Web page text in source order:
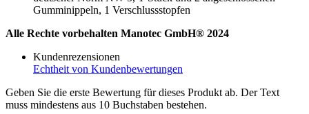
Gumminippeln, 1 Verschlussstopfen
Alle Rechte vorbehalten Manotec GmbH® 2024
Kundenrezensionen
Echtheit von Kundenbewertungen
Geben Sie die erste Bewertung für dieses Produkt ab. Der Text
muss mindestens aus 10 Buchstaben bestehen.